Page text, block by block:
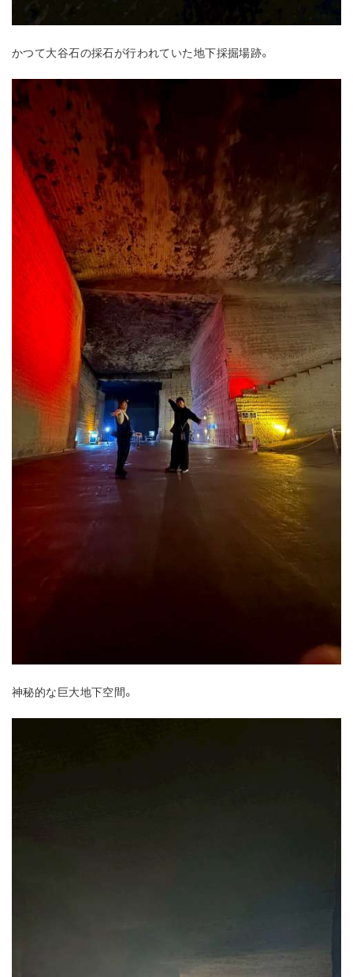
かつて大谷石の採石が行われていた地下採掘場跡。
神秘的な巨大地下空間。